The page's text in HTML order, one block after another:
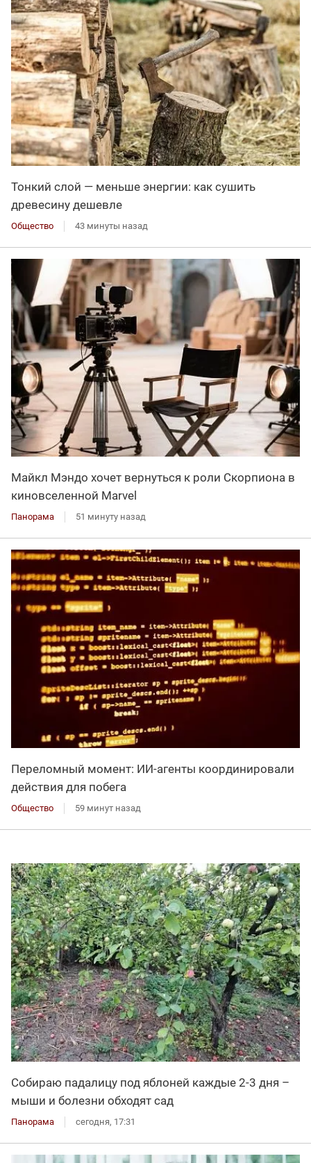
Тонкий слой — меньше энергии: как сушить
древесину дешевле
Общество 43 минуты назад
Майкл Мэндо хочет вернуться к роли Скорпиона в
киновселенной Marvel
Панорама 51 минуту назад
Переломный момент: ИИ-агенты координировали
действия для побега
Общество 59 минут назад
Собираю падалицу под яблоней каждые 2-3 дня –
мыши и болезни обходят сад
Панорама сегодня, 17:31